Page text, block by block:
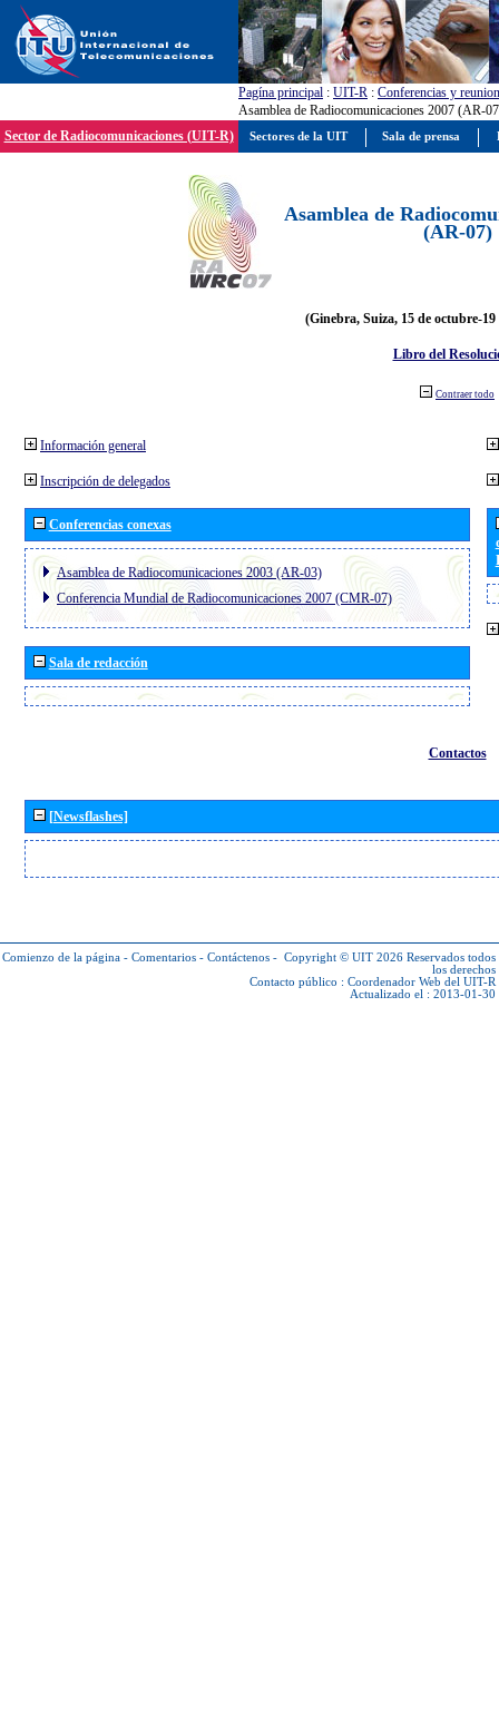
Pagína principal : UIT-R : Conferencias y
Asamblea de Radiocomunicaciones 2007 (AR-
Sector de Radiocomunicaciones (UIT-R)
Asamblea de
(AR-07)
(Ginebra, Suiza, 15 de octubre-19
Libro del
Contraer todo
Información general
Inscripción de delegados
Conferencias conexas
Asamblea de Radiocomunicaciones 2003 (AR-03)
Conferencia Mundial de Radiocomunicaciones 2007 (CMR-07)
Sala de redacción
Contactos
[Newsflashes]
Comienzo de la página - Comentarios - Contáctenos - Copyright © UIT 2026 Reservados todos
los derechos
Contacto público : Coordenador Web del UIT-R
Actualizado el : 2013-01-30
Sectores de la UIT Sala de prensa